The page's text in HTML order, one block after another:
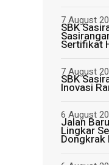
SBK
Sertifikat
7 August
SBK
Inovasi
7 August
Jalan
Lingkar
Dongkrak
6 August